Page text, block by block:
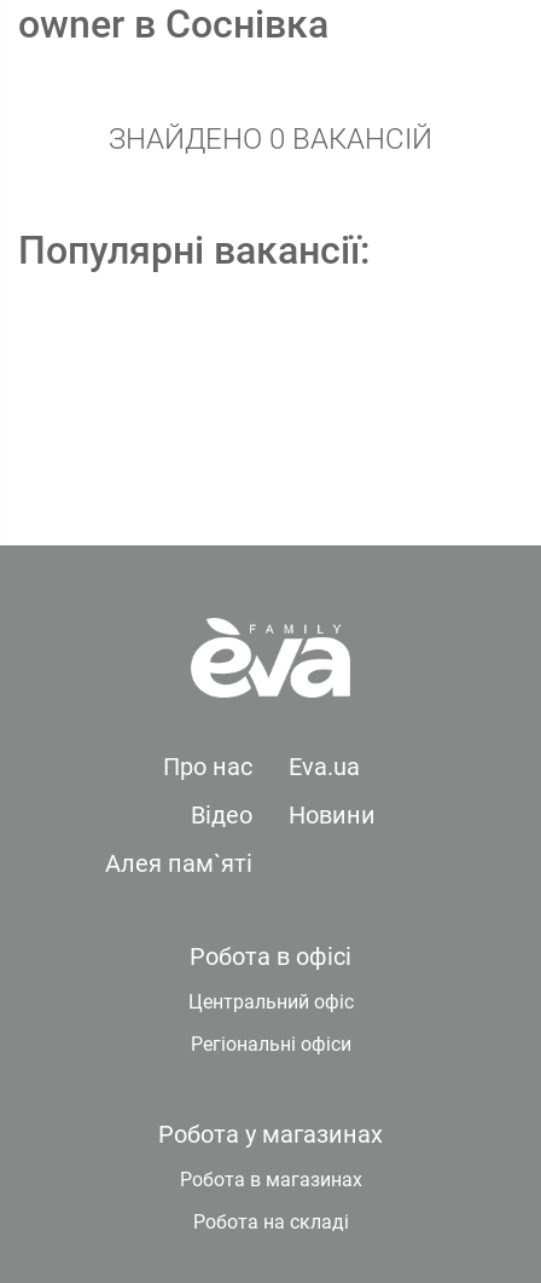
owner в Соснівка
ЗНАЙДЕНО 0 ВАКАНСІЙ
Популярні вакансії:
Про нас
Eva.ua
Відео
Новини
Алея пам`яті
Робота в офісі
Центральний офіс
Регіональні офіси
Робота у магазинах
Робота в магазинах
Робота на складі